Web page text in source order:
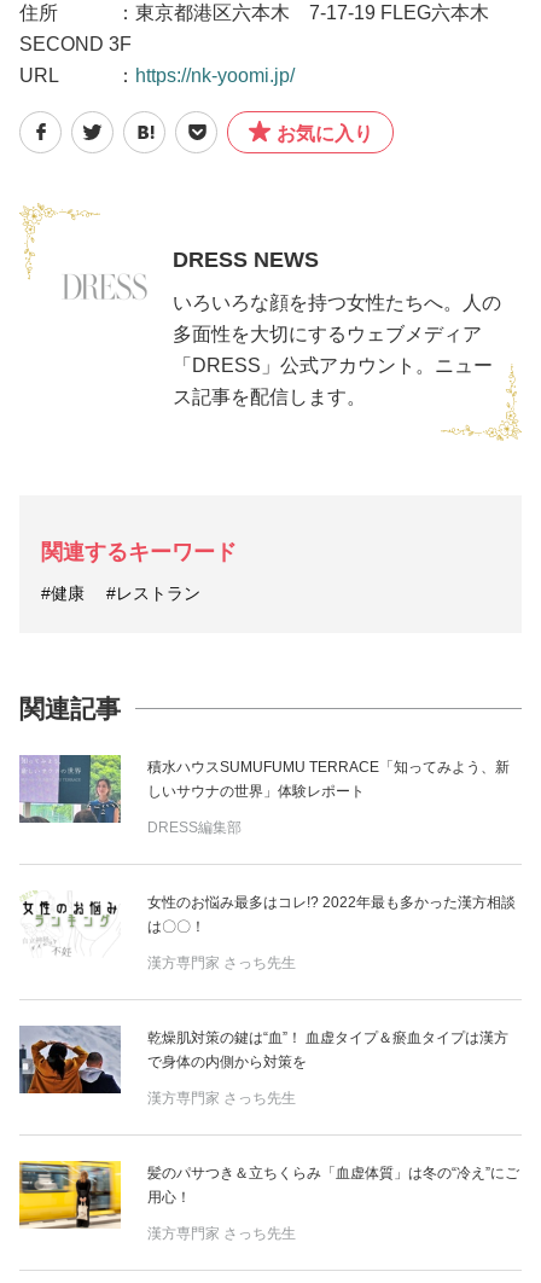
住所 ：東京都港区六本木 7-17-19 FLEG六本木
SECOND 3F
URL ： https://nk-yoomi.jp/
お気に入り
DRESS NEWS
いろいろな顔を持つ女性たちへ。人の
多面性を大切にするウェブメディア
「DRESS」公式アカウント。ニュー
ス記事を配信します。
関連するキーワード
#健康 #レストラン
関連記事
積水ハウスSUMUFUMU TERRACE「知ってみよう、新
しいサウナの世界」体験レポート
DRESS編集部
女性のお悩み最多はコレ!? 2022年最も多かった漢方相談
は〇〇！
漢方専門家 さっち先生
乾燥肌対策の鍵は“血”！ 血虚タイプ＆瘀血タイプは漢方
で身体の内側から対策を
漢方専門家 さっち先生
髪のパサつき＆立ちくらみ「血虚体質」は冬の“冷え”にご
用心！
漢方専門家 さっち先生